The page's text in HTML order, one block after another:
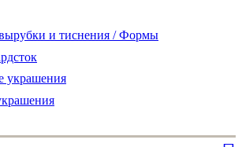
и тиснения / Формы
украшения